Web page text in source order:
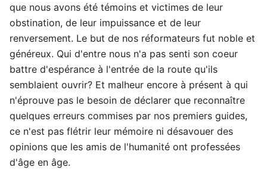
que nous avons été témoins et victimes de leur
obstination, de leur impuissance et de leur
renversement. Le but de nos réformateurs fut noble et
généreux. Qui d'entre nous n'a pas senti son coeur
battre d'espérance à l'entrée de la route qu'ils
semblaient ouvrir? Et malheur encore à présent à qui
n'éprouve pas le besoin de déclarer que reconnaître
quelques erreurs commises par nos premiers guides,
ce n'est pas flétrir leur mémoire ni désavouer des
opinions que les amis de l'humanité ont professées
d'âge en âge.